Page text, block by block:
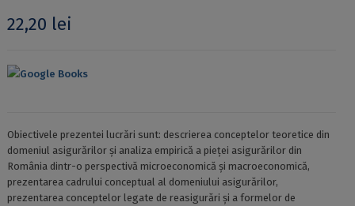
22,20 lei
Google Books
Obiectivele prezentei lucrări sunt: descrierea conceptelor teoretice din
domeniul asigurărilor și analiza empirică a pieței asigurărilor din
România dintr-o perspectivă microeconomică și macroeconomică,
prezentarea cadrului conceptual al domeniului asigurărilor,
prezentarea conceptelor legate de reasigurări și a formelor de